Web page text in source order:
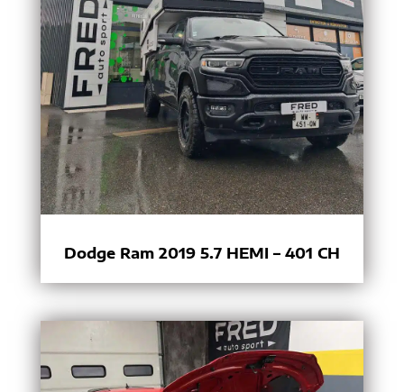
Dodge Ram 2019 5.7 HEMI – 401 CH